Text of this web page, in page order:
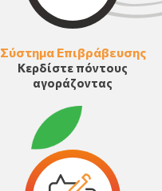
Σύστημα Επιβράβευσης
Κερδίστε πόντους
αγοράζοντας